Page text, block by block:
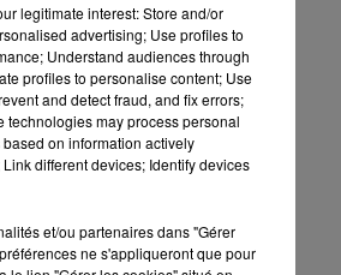
legitimate interest: Store and/or
advertising; Use profiles to
Understand audiences through
profiles to personalise content; Use
and detect fraud, and fix errors;
technologies may process personal
on information actively
different devices; Identify devices
et/ou partenaires dans "Gérer
ne s'appliqueront que pour